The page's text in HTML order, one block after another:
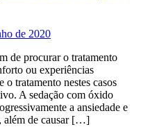
de 2020
de procurar o tratamento
ou experiências
tratamento nestes casos
A sedação com óxido
a ansiedade e
além de causar […]